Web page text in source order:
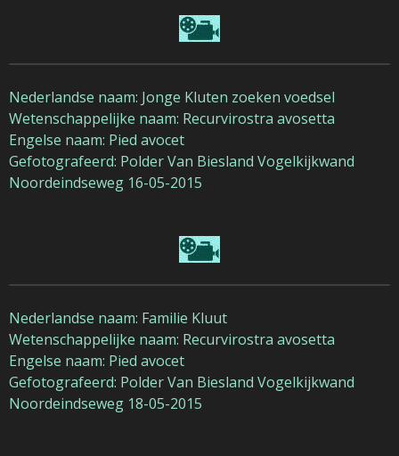
Nederlandse naam: Jonge Kluten zoeken voedsel
Wetenschappelijke naam: Recurvirostra avosetta
Engelse naam: Pied avocet
Gefotografeerd: Polder Van Biesland Vogelkijkwand
Noordeindseweg 16-05-2015
Nederlandse naam: Familie Kluut
Wetenschappelijke naam: Recurvirostra avosetta
Engelse naam: Pied avocet
Gefotografeerd: Polder Van Biesland Vogelkijkwand
Noordeindseweg 18-05-2015